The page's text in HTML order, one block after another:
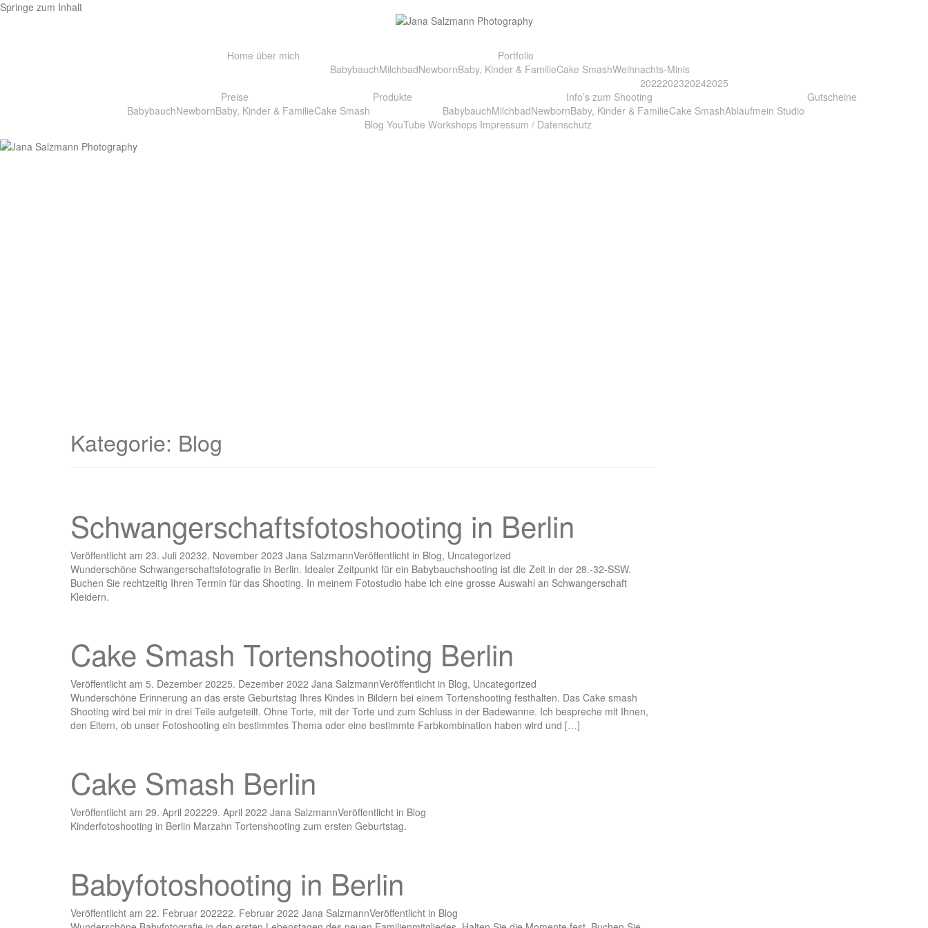
Springe zum Inhalt
Home über mich
Portfolio
BabybauchMilchbadNewbornBaby, Kinder & FamilieCake SmashWeihnachts-Minis
2022202320242025
Preise
BabybauchNewbornBaby, Kinder & FamilieCake Smash
Produkte
Info’s zum Shooting
BabybauchMilchbadNewbornBaby, Kinder & FamilieCake SmashAblaufmein Studio
Gutscheine
Blog YouTube Workshops Impressum / Datenschutz
Kategorie: Blog
Schwangerschaftsfotoshooting in Berlin
Veröffentlicht am 23. Juli 20232. November 2023 Jana SalzmannVeröffentlicht in Blog, Uncategorized
Wunderschöne Schwangerschaftsfotografie in Berlin. Idealer Zeitpunkt für ein Babybauchshooting ist die Zeit in der 28.-32-SSW.
Buchen Sie rechtzeitig Ihren Termin für das Shooting. In meinem Fotostudio habe ich eine grosse Auswahl an Schwangerschaft
Kleidern.
Cake Smash Tortenshooting Berlin
Veröffentlicht am 5. Dezember 20225. Dezember 2022 Jana SalzmannVeröffentlicht in Blog, Uncategorized
Wunderschöne Erinnerung an das erste Geburtstag Ihres Kindes in Bildern bei einem Tortenshooting festhalten. Das Cake smash
Shooting wird bei mir in drei Teile aufgeteilt. Ohne Torte, mit der Torte und zum Schluss in der Badewanne. Ich bespreche mit Ihnen,
den Eltern, ob unser Fotoshooting ein bestimmtes Thema oder eine bestimmte Farbkombination haben wird und […]
Cake Smash Berlin
Veröffentlicht am 29. April 202229. April 2022 Jana SalzmannVeröffentlicht in Blog
Kinderfotoshooting in Berlin Marzahn Tortenshooting zum ersten Geburtstag.
Babyfotoshooting in Berlin
Veröffentlicht am 22. Februar 202222. Februar 2022 Jana SalzmannVeröffentlicht in Blog